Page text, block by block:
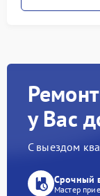
у Вас
С выездом
Срочный
Мастер